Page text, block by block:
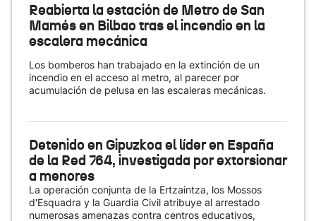
Reabierta la estación de Metro de San
Mamés en Bilbao tras el incendio en la
escalera mecánica
Los bomberos han trabajado en la extinción de un
incendio en el acceso al metro, al parecer por
acumulación de pelusa en las escaleras mecánicas.
Detenido en Gipuzkoa el líder en España
de la Red 764, investigada por extorsionar
a menores
La operación conjunta de la Ertzaintza, los Mossos
d'Esquadra y la Guardia Civil atribuye al arrestado
numerosas amenazas contra centros educativos,